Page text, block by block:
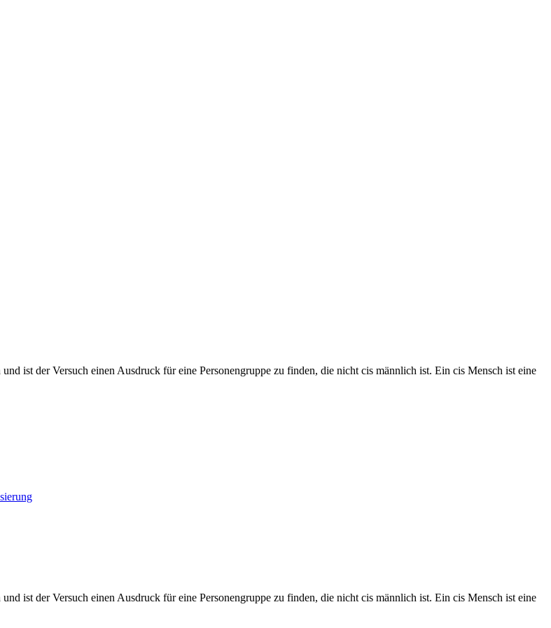
ist der Versuch einen Ausdruck für eine Personengruppe zu finden, die nicht cis männlich ist. Ein cis Mensch ist eine
ist der Versuch einen Ausdruck für eine Personengruppe zu finden, die nicht cis männlich ist. Ein cis Mensch ist eine